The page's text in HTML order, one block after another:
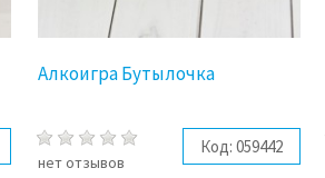
Алкоигра Бутылочка
нет отзывов
Код: 059442